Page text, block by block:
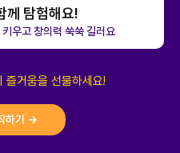
께 탐험해요!
우고 창의력 쑥쑥 길러요
즐거움을 선물하세요!
하기 →